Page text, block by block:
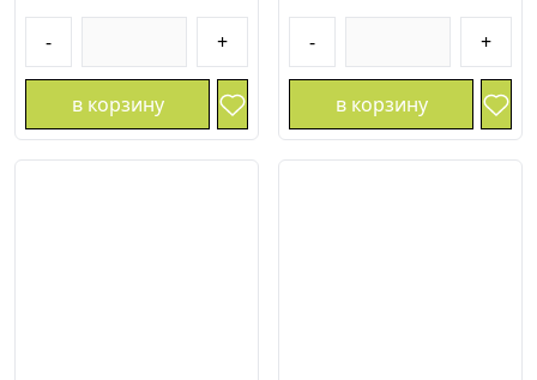
- +
в корзину
- +
в корзину